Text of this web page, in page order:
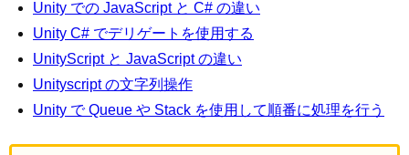
Unity での JavaScript と C# の違い
Unity C# でデリゲートを使用する
UnityScript と JavaScript の違い
Unityscript の文字列操作
Unity で Queue や Stack を使用して順番に処理を行う